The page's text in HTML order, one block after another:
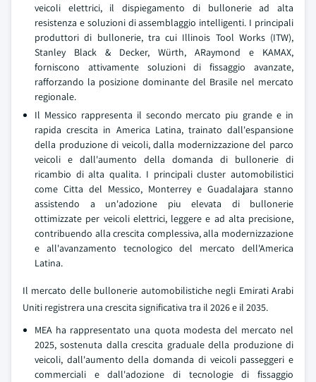
veicoli elettrici, il dispiegamento di bullonerie ad alta
resistenza e soluzioni di assemblaggio intelligenti. I principali
produttori di bullonerie, tra cui Illinois Tool Works (ITW),
Stanley Black & Decker, Würth, ARaymond e KAMAX,
forniscono attivamente soluzioni di fissaggio avanzate,
rafforzando la posizione dominante del Brasile nel mercato
regionale.
Il Messico rappresenta il secondo mercato piu grande e in
rapida crescita in America Latina, trainato dall'espansione
della produzione di veicoli, dalla modernizzazione del parco
veicoli e dall'aumento della domanda di bullonerie di
ricambio di alta qualita. I principali cluster automobilistici
come Citta del Messico, Monterrey e Guadalajara stanno
assistendo a un'adozione piu elevata di bullonerie
ottimizzate per veicoli elettrici, leggere e ad alta precisione,
contribuendo alla crescita complessiva, alla modernizzazione
e all'avanzamento tecnologico del mercato dell'America
Latina.
Il mercato delle bullonerie automobilistiche negli Emirati Arabi
Uniti registrera una crescita significativa tra il 2026 e il 2035.
MEA ha rappresentato una quota modesta del mercato nel
2025, sostenuta dalla crescita graduale della produzione di
veicoli, dall'aumento della domanda di veicoli passeggeri e
commerciali e dall'adozione di tecnologie di fissaggio